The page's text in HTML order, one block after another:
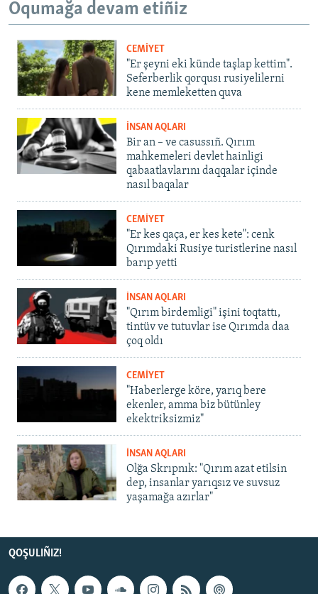
Oqumağa devam etiñiz
CEMİYET
"Er şeyni eki künde taşlap kettim".
Seferberlik qorqusı rusiyelilerni
kene memleketten quva
İNSAN AQLARI
Bir an – ve casussıñ. Qırım
mahkemeleri devlet hainligi
qabaatlavlarını daqqalar içinde
nasıl baqalar
CEMİYET
"Er kes qaça, er kes kete": cenk
Qırımdaki Rusiye turistlerine nasıl
barıp yetti
İNSAN AQLARI
"Qırım birdemligi" işini toqtattı,
tintüv ve tutuvlar ise Qırımda daa
çoq oldı
CEMİYET
"Haberlerge köre, yarıq bere
ekenler, amma biz bütünley
ekektriksizmiz"
İNSAN AQLARI
Olğa Skrıpnık: "Qırım azat etilsin
dep, insanlar yarıqsız ve suvsuz
yaşamağa azırlar"
QOŞULIÑIZ!